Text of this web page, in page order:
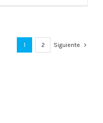
1 2 Siguiente